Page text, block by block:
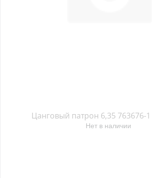
Цанговый патрон 6,35 763676-1
Нет в наличии